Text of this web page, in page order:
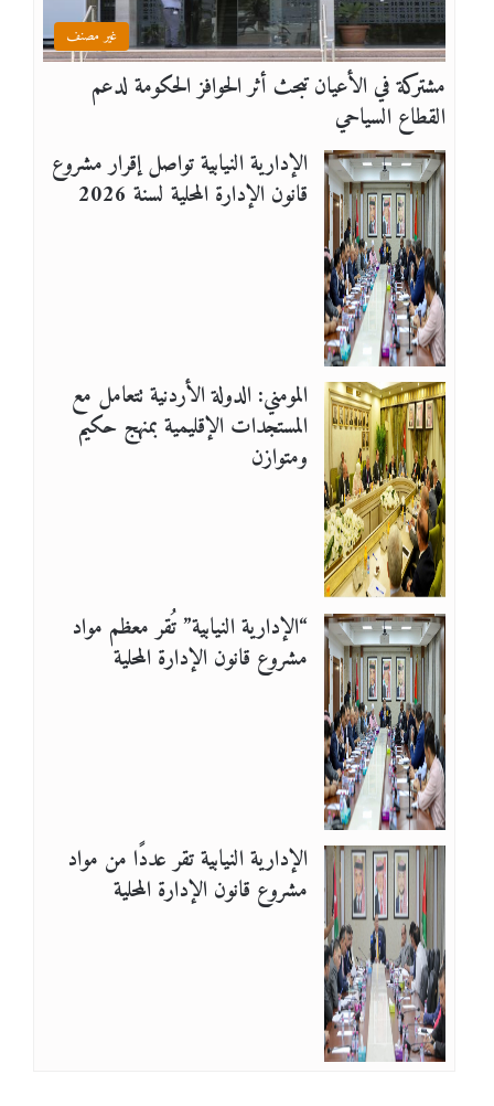
غير مصنف
مشتركة في الأعيان تبحث أثر الحوافز الحكومة لدعم
القطاع السياحي
الإدارية النيابية تواصل إقرار مشروع
قانون الإدارة المحلية لسنة 2026
المومني: الدولة الأردنية تتعامل مع
المستجدات الإقليمية بمنهج حكيم
ومتوازن
“الإدارية النيابية” تُقر معظم مواد
مشروع قانون الإدارة المحلية
الإدارية النيابية تقر عددًا من مواد
مشروع قانون الإدارة المحلية